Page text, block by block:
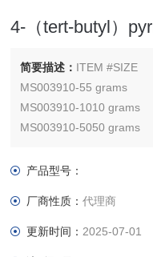
4-（tert-butyl）
简要描述： ITEM #SIZE
MS003910-55 grams
MS003910-1010 grams
MS003910-5050 grams
MS003910-500500 grams
产品型号：
厂商性质：代理商
更新时间： 2025-07-01